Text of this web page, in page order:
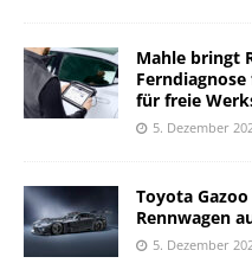
Mahle bringt
für freie
5. Dezember
Toyota Gazoo
Rennwagen
5. Dezember